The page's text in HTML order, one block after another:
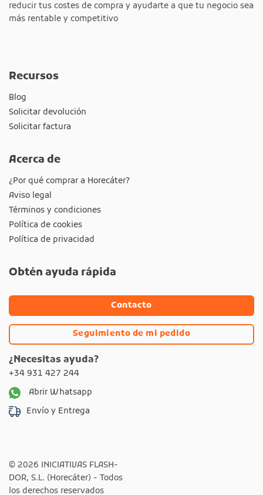
reducir tus costes de compra y ayudarte a que tu negocio sea
más rentable y competitivo
Recursos
Blog
Solicitar devolución
Solicitar factura
Acerca de
¿Por qué comprar a Horecáter?
Aviso legal
Términos y condiciones
Política de cookies
Política de privacidad
Obtén ayuda rápida
Contacto
Seguimiento de mi pedido
¿Necesitas ayuda?
+34 931 427 244
Abrir Whatsapp
Envío y Entrega
© 2026 INICIATIVAS FLASH-
DOR, S.L. (Horecáter) - Todos
los derechos reservados